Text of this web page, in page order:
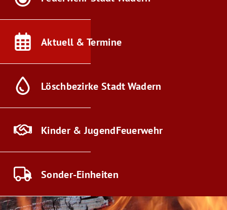
Aktuell & Termine
Löschbezirke Stadt Wadern
Kinder & JugendFeuerwehr
Sonder-Einheiten